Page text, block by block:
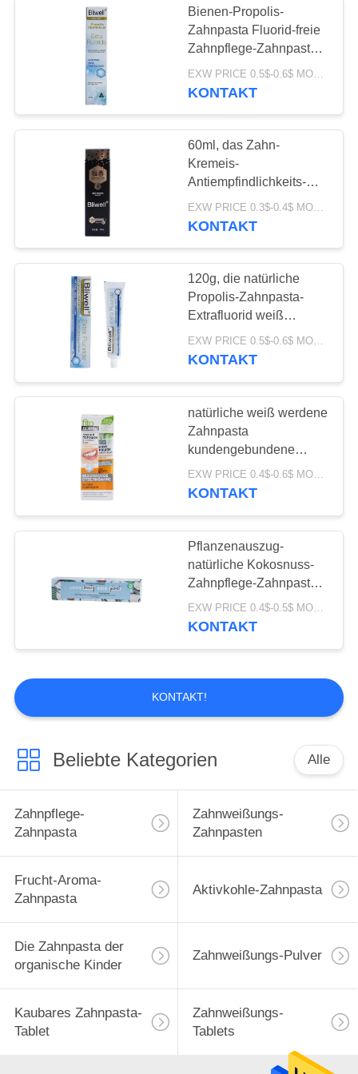
Andere weiß
werdene Produkte
Bienen-Propolis-
Zahnpasta Fluorid-freie
Zahnpflege-Zahnpasta
Triclosan freie natürliche
KONTAKT
60ml, das Zahn-
Kremeis-
Antiempfindlichkeits-
Zahnpasta für Mund-
Geruch weiß wird
KONTAKT
120g, die natürliche
Propolis-Zahnpasta-
Extrafluorid weiß
werden, verhindern
Zahnverfall
EXW PRICE 0.5$-0.6$ MOQ:500pcs-30000pcs
KONTAKT
natürliche weiß werdene
Zahnpasta
kundengebundene
Holiday Inn-
Kräuterzahnpasta des
EXW PRICE 0.4$-0.6$ MOQ:500pcs-30000pcs
KONTAKT
Pflanzenauszug-
natürliche Kokosnuss-
Zahnpflege-Zahnpasta
100g für das Reisen
EXW PRICE 0.4$-0.5$ MOQ:500pcs-30000pcs
KONTAKT
KONTAKT!
Beliebte Kategorien Alle
Zahnpflege-
Zahnpasta
Zahnweißungs-
Zahnpasten
Frucht-Aroma-
Zahnpasta
Aktivkohle-Zahnpasta
Die Zahnpasta der
organische Kinder
Zahnweißungs-Pulver
Kaubares Zahnpasta-
Tablet
Zahnweißungs-
Tablets